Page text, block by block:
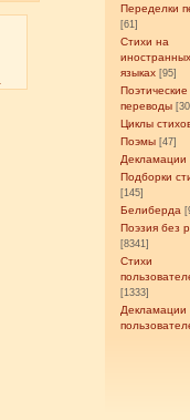
Переделки
[61]
Стихи на
языках [95]
Поэтические
переводы
Циклы
Поэмы [47]
Декламации
Подборки
[145]
Белиберда
Поэзия без
[8341]
Стихи
[1333]
Декламации